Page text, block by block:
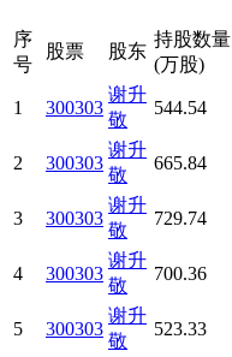
序
号
股票 股东
持股数量
(万股)
1 300303
谢升
敬
544.54
2 300303
谢升
敬
665.84
3 300303
谢升
敬
729.74
4 300303
谢升
敬
700.36
5 300303
谢升
敬
523.33